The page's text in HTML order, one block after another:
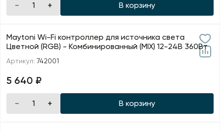
В корзину
Maytoni Wi-Fi контроллер для источника света
Цветной (RGB) - Комбинированный (MIX) 12-24В 360Вт
Артикул: 742001
5 640 ₽
В корзину